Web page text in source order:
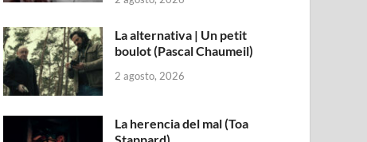
La alternativa | Un petit
boulot (Pascal Chaumeil)
2 agosto, 2026
La herencia del mal (Toa